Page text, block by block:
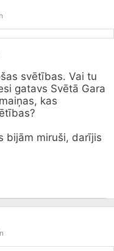
svētības. Vai tu
gatavs Svētā Gara
kas
bijām miruši, darījis